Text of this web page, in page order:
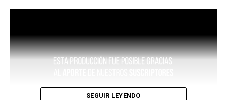
SEGUIR LEYENDO